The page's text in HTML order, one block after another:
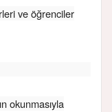
ve öğrenciler
okunmasıyla